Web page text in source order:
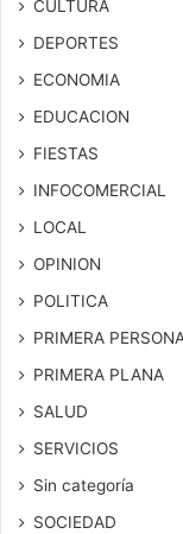
CULTURA
DEPORTES
ECONOMIA
EDUCACION
FIESTAS
INFOCOMERCIAL
LOCAL
OPINION
POLITICA
PRIMERA
PRIMERA PLANA
SALUD
SERVICIOS
Sin categoría
SOCIEDAD